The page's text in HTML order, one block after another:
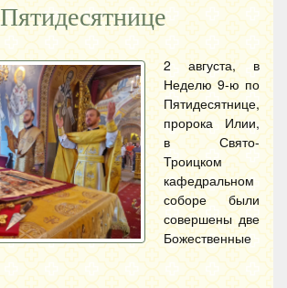
Пятидесятнице
2 августа, в
Неделю 9-ю по
Пятидесятнице,
пророка Илии,
в Свято-
Троицком
кафедральном
соборе были
совершены две
Божественные